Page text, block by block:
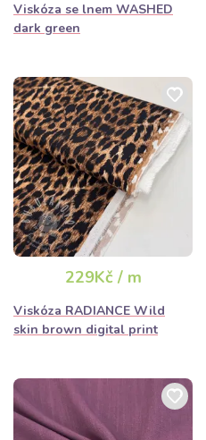
Viskóza se lnem WASHED
dark green
229Kč / m
Viskóza RADIANCE Wild
skin brown digital print